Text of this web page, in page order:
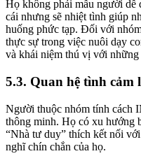
Họ không phải mẫu người dễ
cái nhưng sẽ nhiệt tình giúp
huống phức tạp. Đối với
thực sự trong việc nuôi dạy
và khái niệm thú vị với những
5.3. Quan hệ tình cảm
Người thuộc nhóm tính cách
thông minh. Họ có xu hướng
“Nhà tư duy” thích kết nối
nghĩ chín chắn của họ.